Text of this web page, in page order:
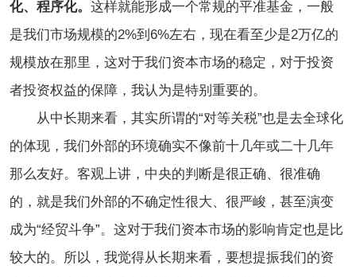
化、程序化。 这样就能形成一个常规的平准基金，一般
是我们市场规模的2%到6%左右，现在看至少是2万亿的
规模放在那里，这对于我们资本市场的稳定，对于投资
者投资权益的保障，我认为是特别重要的。
从中长期来看，其实所谓的“对等关税”也是去全球化
的体现，我们外部的环境确实不像前十几年或二十几年
那么友好。客观上讲，中央的判断是很正确、很准确
的，就是我们外部的不确定性很大、很严峻，甚至演变
成为“经贸斗争”。这对于我们资本市场的影响肯定也是比
较大的。所以，我觉得从长期来看，要想提振我们的资